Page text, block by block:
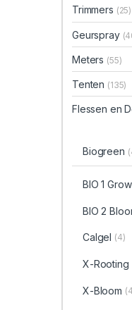
Trimmers (25)
Geurspray
Meters (55)
Tenten (135)
Flessen en
Biogreen
BIO 1 Grow
BIO 2
Calgel (4)
X-Rooting
X-Bloom